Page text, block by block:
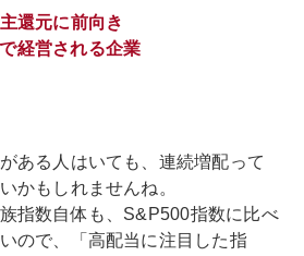
還元に前向き
経営される企業
ある人はいても、連続増配って
かもしれませんね。
指数自体も、S&P500指数に比べ
ので、「高配当に注目した指